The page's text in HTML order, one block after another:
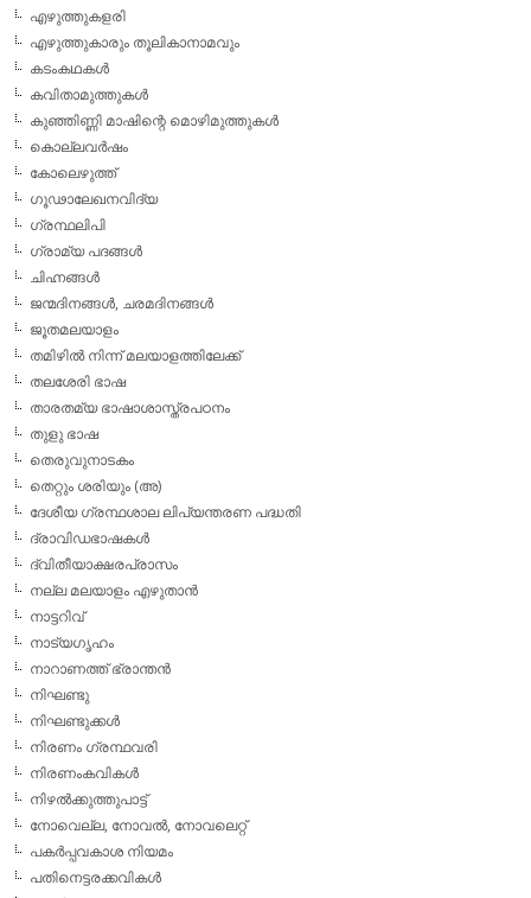
എഴുത്തുകളരി
എഴുത്തുകാരും തൂലികാനാമവും
കടംകഥകള്‍
കവിതാമുത്തുകള്‍
കുഞ്ഞിണ്ണി മാഷിന്റെ മൊഴിമുത്തുകള്‍
കൊല്ലവര്‍ഷം
കോലെഴുത്ത്
ഗൂഢാലേഖനവിദ്യ
ഗ്രന്ഥലിപി
ഗ്രാമ്യ പദങ്ങള്‍
ചിഹ്നങ്ങള്‍
ജന്മദിനങ്ങള്‍, ചരമദിനങ്ങള്‍
ജൂതമലയാളം
തമിഴില്‍ നിന്ന് മലയാളത്തിലേക്ക്
തലശേരി ഭാഷ
താരതമ്യ ഭാഷാശാസ്ത്രപഠനം
തുളു ഭാഷ
തെരുവുനാടകം
തെറ്റും ശരിയും (അ)
ദേശീയ ഗ്രന്ഥശാല ലിപ്യന്തരണ പദ്ധതി
ദ്രാവിഡഭാഷകള്‍
ദ്വിതീയാക്ഷരപ്രാസം
നല്ല മലയാളം എഴുതാന്‍
നാട്ടറിവ്
നാട്യഗൃഹം
നാറാണത്ത് ഭ്രാന്തന്‍
നിഘണ്ടു
നിഘണ്ടുക്കള്‍
നിരണം ഗ്രന്ഥവരി
നിരണംകവികള്‍
നിഴല്‍ക്കുത്തുപാട്ട്
നോവെല്ല, നോവല്‍, നോവലെറ്റ്
പകര്‍പ്പവകാശ നിയമം
പതിനെട്ടരക്കവികള്‍